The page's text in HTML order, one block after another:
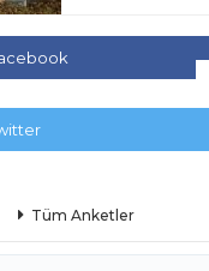
Tüm Anketler